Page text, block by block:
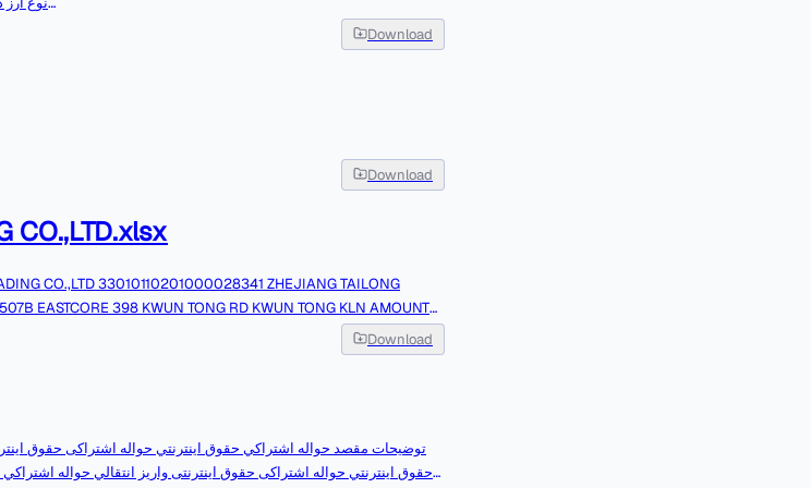
Download
Download
CO.,LTD.xlsx
CO.,LTD 33010110201000028341 ZHEJIANG TAILONG
EASTCORE 398 KWUN TONG RD KWUN TONG KLN AMOUNT
Download
توضیحات مقصد حواله اشتراكي حقوق اينترنتي حواله اشتراکی حقوق
حقوق اينترنتي حواله اشتراکی حقوق اینترنتی واريز انتقالي حواله